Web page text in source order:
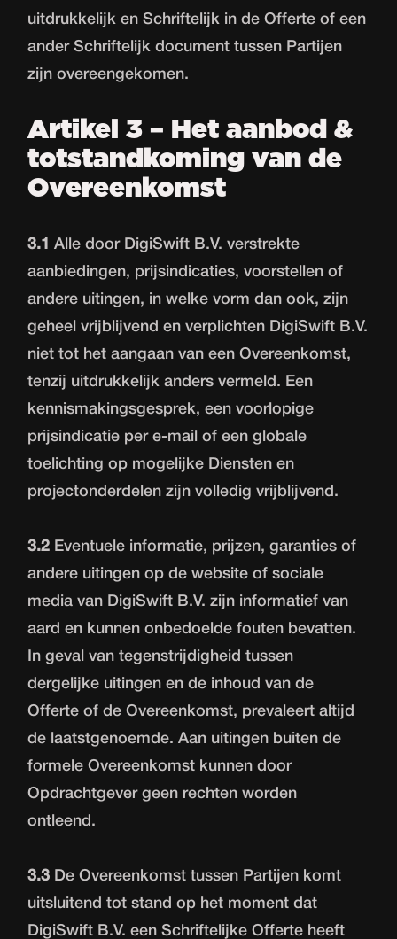
uitdrukkelijk en Schriftelijk in de Offerte of een
ander Schriftelijk document tussen Partijen
zijn overeengekomen.
Artikel 3 – Het aanbod &
totstandkoming van de
Overeenkomst
3.1
Alle door DigiSwift B.V. verstrekte
aanbiedingen, prijsindicaties, voorstellen of
andere uitingen, in welke vorm dan ook, zijn
geheel vrijblijvend en verplichten DigiSwift B.V.
niet tot het aangaan van een Overeenkomst,
tenzij uitdrukkelijk anders vermeld. Een
kennismakingsgesprek, een voorlopige
prijsindicatie per e-mail of een globale
toelichting op mogelijke Diensten en
projectonderdelen zijn volledig vrijblijvend.
3.2 Eventuele informatie, prijzen, garanties of
andere uitingen op de website of sociale
media van DigiSwift B.V. zijn informatief van
aard en kunnen onbedoelde fouten bevatten.
In geval van tegenstrijdigheid tussen
dergelijke uitingen en de inhoud van de
Offerte of de Overeenkomst, prevaleert altijd
de laatstgenoemde. Aan uitingen buiten de
formele Overeenkomst kunnen door
Opdrachtgever geen rechten worden
ontleend.
3.3 De Overeenkomst tussen Partijen komt
uitsluitend tot stand op het moment dat
DigiSwift B.V. een Schriftelijke Offerte heeft